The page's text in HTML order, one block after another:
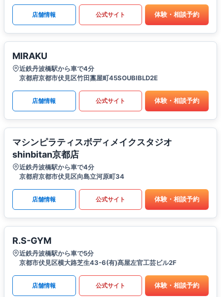
店舗情報 公式サイト 体験・相談予約
MIRAKU
近鉄丹波橋駅から車で4分
京都府京都市伏見区竹田藁屋町45SOUBIBLD2E
店舗情報 公式サイト 体験・相談予約
マシンピラティスボディメイクスタジオ
shinbitan京都店
近鉄丹波橋駅から車で4分
京都府京都市伏見区向島立河原町34
店舗情報 公式サイト 体験・相談予約
R.S-GYM
近鉄丹波橋駅から車で5分
京都市伏見区横大路芝生43-6(有)髙屋左官工芸ビル2F
店舗情報 公式サイト 体験・相談予約